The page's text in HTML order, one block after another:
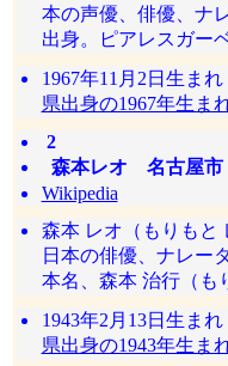
本の声優、俳優、ナ
出身。ピアレスガー
1967年11月2日生ま
県出身の1967年生ま
2
森本レオ 名古屋市
Wikipedia
森本 レオ（もりもと
日本の俳優、ナレー
本名、森本 治行（も
1943年2月13日生ま
県出身の1943年生ま